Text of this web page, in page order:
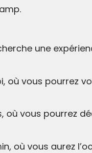
une
où vous pourrez
où vous pourrez
où vous aurez